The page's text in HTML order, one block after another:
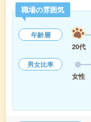
職場の雰囲気
年齢層
20代
男女比率
女性